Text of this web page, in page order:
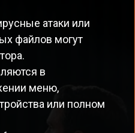
атаки или
файлов могут
в
меню,
или полном